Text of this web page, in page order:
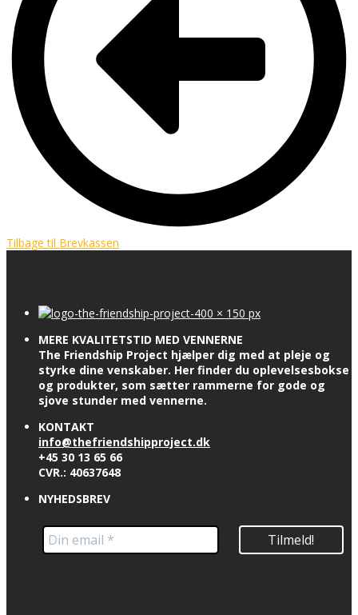
Tilbage til Brevkassen
MERE KVALITETSTID MED VENNERNE
The Friendship Project hjælper dig med at pleje og
styrke dine venskaber. Her finder du oplevelsesbokse
og produkter, som sætter rammerne for gode og
sjove stunder med vennerne.
KONTAKT
info@thefriendshipproject.dk
+45 30 13 65 66
CVR.: 40637648
NYHEDSBREV